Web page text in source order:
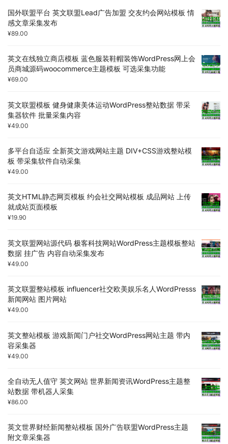
国外联盟平台 英文联盟Lead广告加盟 交友约会网站模板 情
感文章采集发布
¥89.00
英文在线独立商店模板 蓝色服装鞋帽装饰WordPress网上会
员商城源码woocommerce主题模板 可选采集功能
¥69.00
英文联盟模板 健身健康美体运动WordPress整站数据 带采
集器软件 批量采集内容
¥49.00
多平台自适应 全新英文游戏网站主题 DIV+CSS游戏整站模
板 带采集软件自动采集
¥49.00
英文HTML静态网页模板 约会社交网站模板 成品网站 上传
就成站页面模板
¥19.90
英文联盟网站源代码 极客科技网站WordPress主题模板整站
数据 挂广告 内容自动采集发布
¥49.00
英文联盟整站模板 influencer社交欧美娱乐名人WordPresss
新闻网站 图片网站
¥49.00
英文整站模板 游戏新闻门户社交WordPress网站主题 带内
容采集器
¥49.00
全自动无人值守 英文网站 世界新闻资讯WordPress主题整
站数据 带机器人采集
¥86.00
英文世界财经新闻整站模板 国外广告联盟WordPress主题
附文章采集器